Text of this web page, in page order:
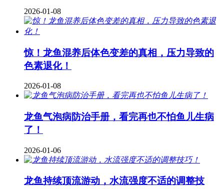
2026-01-08
惊！龙鱼混养后体色变差的真相，压力导致的
色素退化！
2026-01-08
龙鱼气泡病防治手册，看完再也不怕鱼儿生病
了！
2026-01-06
龙鱼持续顶流游动，水流强度不适的调整技